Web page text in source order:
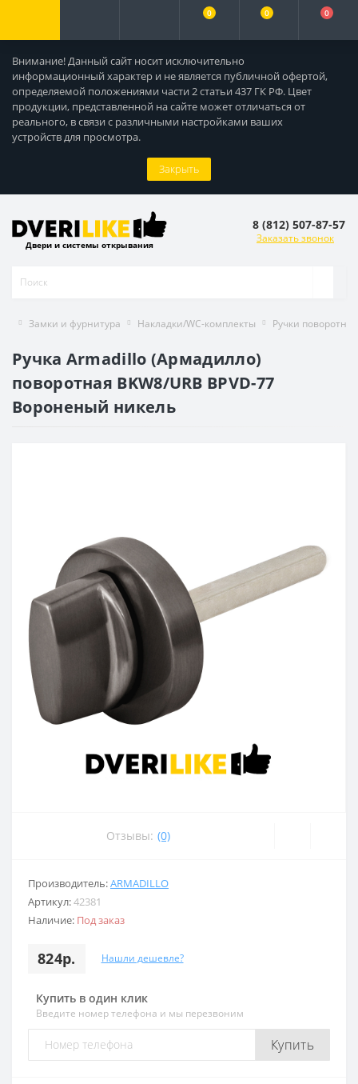
Внимание! Данный сайт носит исключительно
информационный характер и не является публичной офертой,
определяемой положениями части 2 статьи 437 ГК РФ. Цвет
продукции, представленной на сайте может отличаться от
реального, в связи с различными настройками ваших
устройств для просмотра.
Закрыть
0 0 0
Двери и системы открывания
8 (812) 507-87-57
Заказать звонок
Замки и фурнитура Накладки/WC-комплекты Ручки
Ручка Armadillo (Армадилло)
поворотная BKW8/URB BPVD-77
Вороненый никель
Отзывы: (0)
Производитель:ARMADILLO
Артикул:42381
Наличие: Под заказ
824р. Нашли дешевле?
Купить в один клик
Введите номер телефона и мы перезвоним
Купить